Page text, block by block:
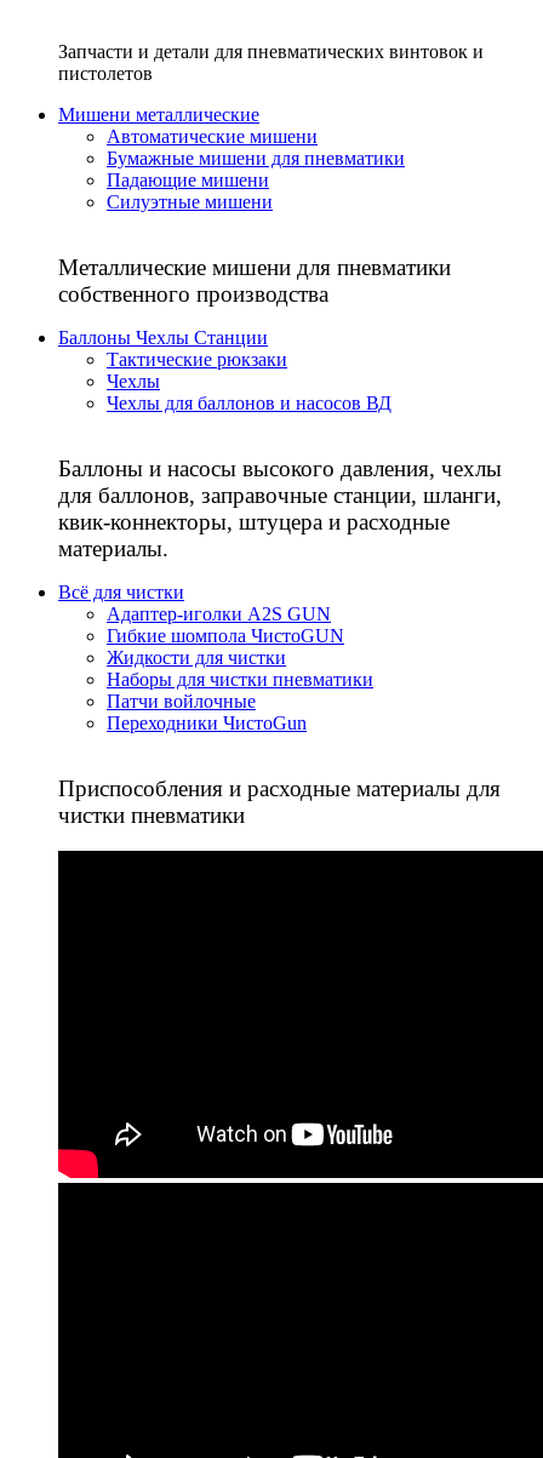
Запчасти и детали для пневматических винтовок и
пистолетов
Мишени металлические
Автоматические мишени
Бумажные мишени для пневматики
Падающие мишени
Силуэтные мишени
Металлические мишени для пневматики
собственного производства
Баллоны Чехлы Станции
Тактические рюкзаки
Чехлы
Чехлы для баллонов и насосов ВД
Баллоны и насосы высокого давления, чехлы
для баллонов, заправочные станции, шланги,
квик-коннекторы, штуцера и расходные
материалы.
Всё для чистки
Адаптер-иголки A2S GUN
Гибкие шомпола ЧистоGUN
Жидкости для чистки
Наборы для чистки пневматики
Патчи войлочные
Переходники ЧистоGun
Приспособления и расходные материалы для
чистки пневматики